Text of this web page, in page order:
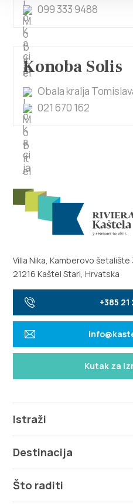
099 333 9488
Konoba Solis
Obala kralja
021 670 162
Villa Nika, Kamberovo šetalište
21216 Kaštel Stari, Hrvatska
+385 21
Kutak za
Istraži
Destinacija
Što raditi